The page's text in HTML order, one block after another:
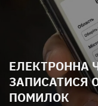
ЕЛЕКТРОННА
ЗАПИСАТИСЯ
ПОМИЛОК